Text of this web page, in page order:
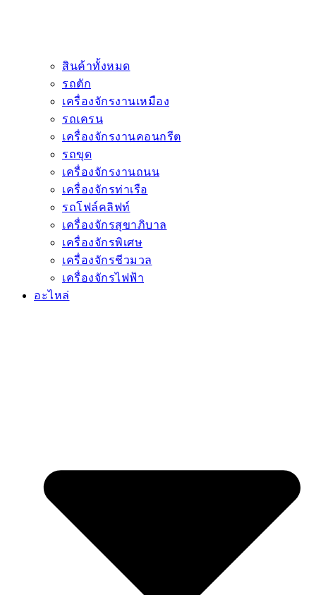
สินค้าทั้งหมด
รถตัก
เครื่องจักรงานเหมือง
รถเครน
เครื่องจักรงานคอนกรีต
รถขุด
เครื่องจักรงานถนน
เครื่องจักรท่าเรือ
รถโฟล์คลิฟท์
เครื่องจักรสุขาภิบาล
เครื่องจักรพิเศษ
เครื่องจักรชีวมวล
เครื่องจักรไฟฟ้า
อะไหล่